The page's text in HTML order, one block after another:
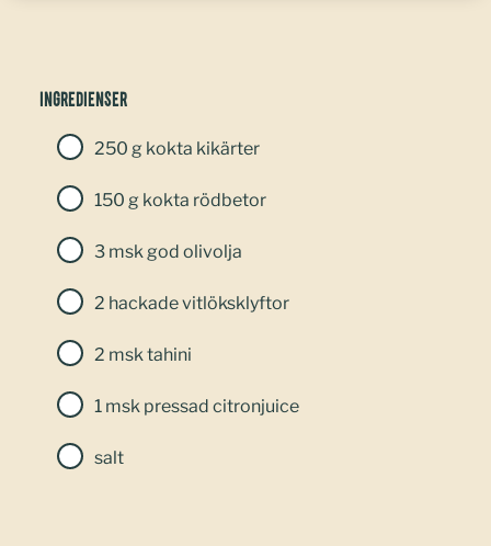
Ingredienser
250 g kokta kikärter
150 g kokta rödbetor
3 msk god olivolja
2 hackade vitlöksklyftor
2 msk tahini
1 msk pressad citronjuice
salt